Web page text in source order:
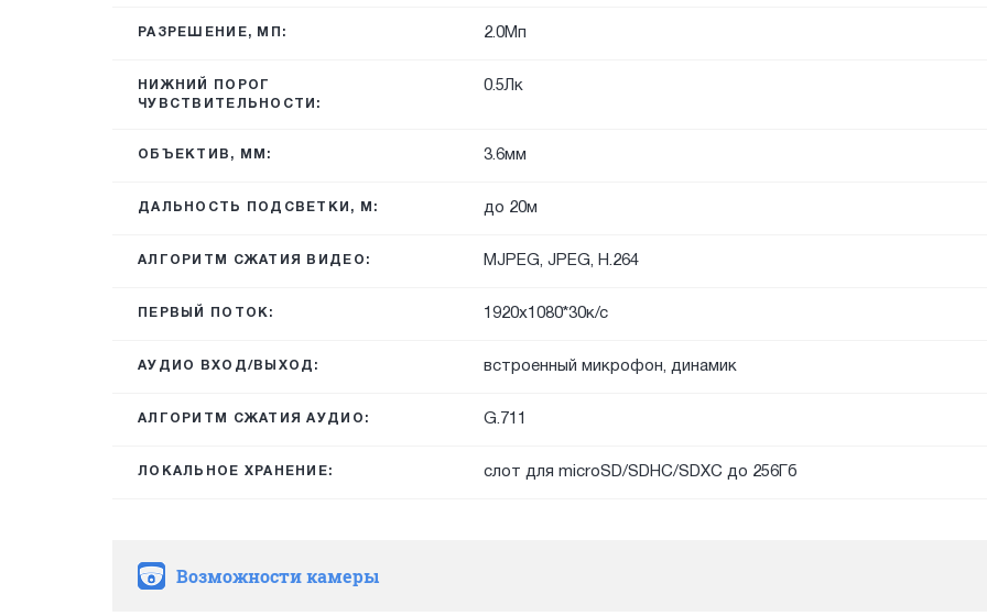
РАЗРЕШЕНИЕ, МП: 2.0Мп
НИЖНИЙ ПОРОГ
ЧУВСТВИТЕЛЬНОСТИ:
0.5Лк
ОБЪЕКТИВ, ММ: 3.6мм
ДАЛЬНОСТЬ ПОДСВЕТКИ, М: до 20м
АЛГОРИТМ СЖАТИЯ ВИДЕО: MJPEG, JPEG, H.264
ПЕРВЫЙ ПОТОК: 1920х1080*30к/с
АУДИО ВХОД/ВЫХОД: встроенный микрофон, динамик
АЛГОРИТМ СЖАТИЯ АУДИО: G.711
ЛОКАЛЬНОЕ ХРАНЕНИЕ: слот для microSD/SDHC/SDXC до 256Гб
Возможности камеры